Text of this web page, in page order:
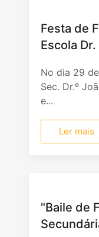
Festa de
Escola
No dia 29
Sec. Dr.º
e...
Ler mais
"Baile de